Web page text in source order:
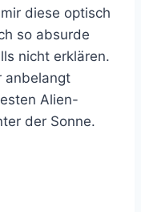
diese optisch
so absurde
nicht erklären.
anbelangt
Alien-
der Sonne.